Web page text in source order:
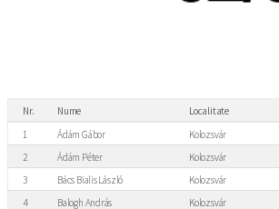
Nr. Nume Localitate
1
Ádám Gábor
Kolozsvár
2
Ádám Péter
Kolozsvár
3
Bács Bialis László
Kolozsvár
4
Balogh András
Kolozsvár